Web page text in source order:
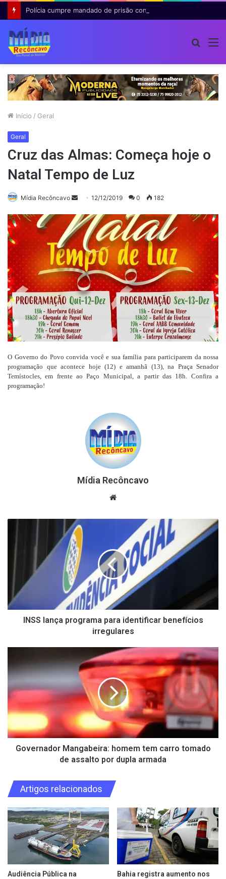
Início / Geral
Geral
Cruz das Almas: Começa hoje o
Natal Tempo de Luz
Mídia Recôncavo
Mande
e-
mail
12/12/2019 0 182
O Governo do Povo convida você e sua família para participarem da nossa
programação que acontece hoje (12) e amanhã (13), na Praça Senador
Temístocles, em frente ao Paço Municipal, a partir das 18h. Confira a
programação!
Mídia Recôncavo
Website
INSS lança programa para identificar benefícios
irregulares
Governador Mangabeira: homem tem carro tomado
de assalto por dupla armada
Artigos relacionados
Audiência Pública na
Bahia registra aumento nos